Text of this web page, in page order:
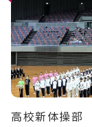
高校新体操部